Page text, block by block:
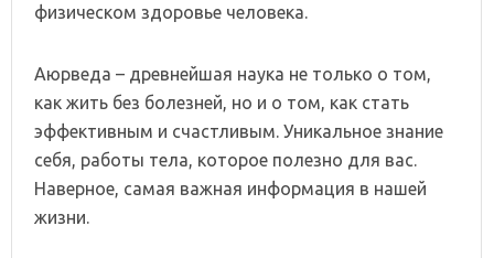
физическом здоровье человека.
Аюрведа – древнейшая наука не только о том,
как жить без болезней, но и о том, как стать
эффективным и счастливым. Уникальное знание
себя, работы тела, которое полезно для вас.
Наверное, самая важная информация в нашей
жизни.